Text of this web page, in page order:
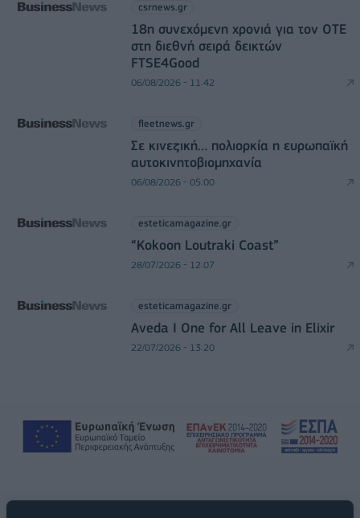
csrnews.gr
18η συνεχόμενη χρονιά για τον ΟΤΕ
στη διεθνή σειρά δεικτών
FTSE4Good
06/08/2026 - 11:42
fleetnews.gr
Σε κινεζική… πολιορκία η ευρωπαϊκή
αυτοκινητοβιομηχανία
06/08/2026 - 05:00
esteticamagazine.gr
“Kokoon Loutraki Coast”
28/07/2026 - 12:07
esteticamagazine.gr
Aveda I One for All Leave in Elixir
22/07/2026 - 13:20